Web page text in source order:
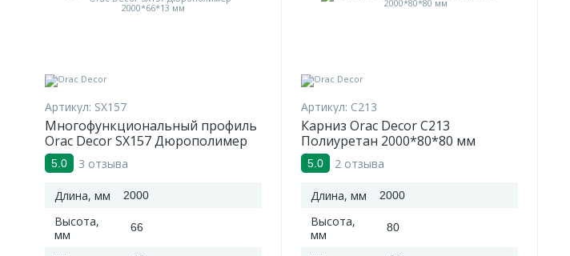
Артикул: SX157
Многофункциональный профиль
Orac Decor SX157 Дюрополимер
2000*66*13 мм
5.0 3 отзыва
Длина, мм 2000
Высота,
мм
66
Артикул: C213
Карниз Orac Decor C213
Полиуретан 2000*80*80 мм
5.0 2 отзыва
Длина, мм 2000
Высота,
мм
80